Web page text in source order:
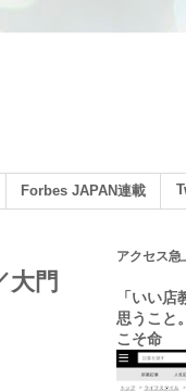
Forbes JAPAN連載
大門
アクセス急
「いい
思うこと
こそ命